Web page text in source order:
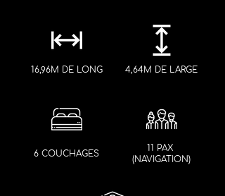
16,96M DE LONG
6 COUCHAGES
4,64M DE LARGE
11 PAX
(NAVIGATION)